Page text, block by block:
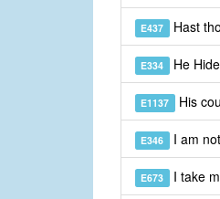
E437 Hast
E334 He
E1137 His
E346 I am
E673 I take